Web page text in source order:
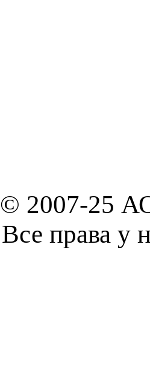
© 2007-25
Все права у